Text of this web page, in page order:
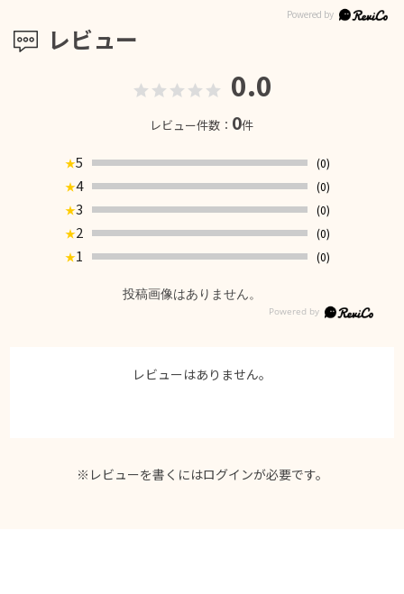
レビュー
0.0
レビュー件数： 0件
★5
(0)
★4
(0)
★3
(0)
★2
(0)
★1 (0)
投稿画像はありません。
レビューはありません。
※レビューを書くにはログインが必要です。